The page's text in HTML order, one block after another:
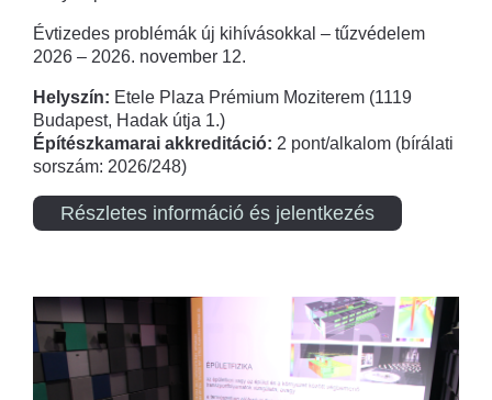
Évtizedes problémák új kihívásokkal – tűzvédelem
2026 – 2026. november 12.
Helyszín: Etele Plaza Prémium Moziterem (1119
Budapest, Hadak útja 1.)
Építészkamarai akkreditáció: 2 pont/alkalom (bírálati
sorszám: 2026/248)
Részletes információ és jelentkezés